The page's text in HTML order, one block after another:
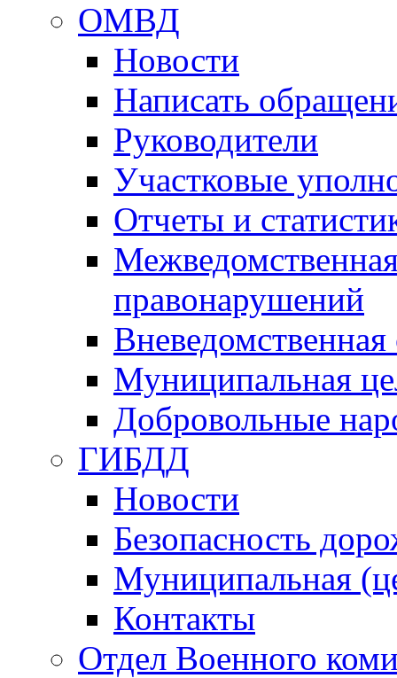
ОМВД
Новости
Написать
Руководители
Участковые
Отчеты и
правонарушений
Вневедомственная
Муниципальная
Добровольные
ГИБДД
Новости
Безопасность
Муниципальная
Контакты
Отдел Военного